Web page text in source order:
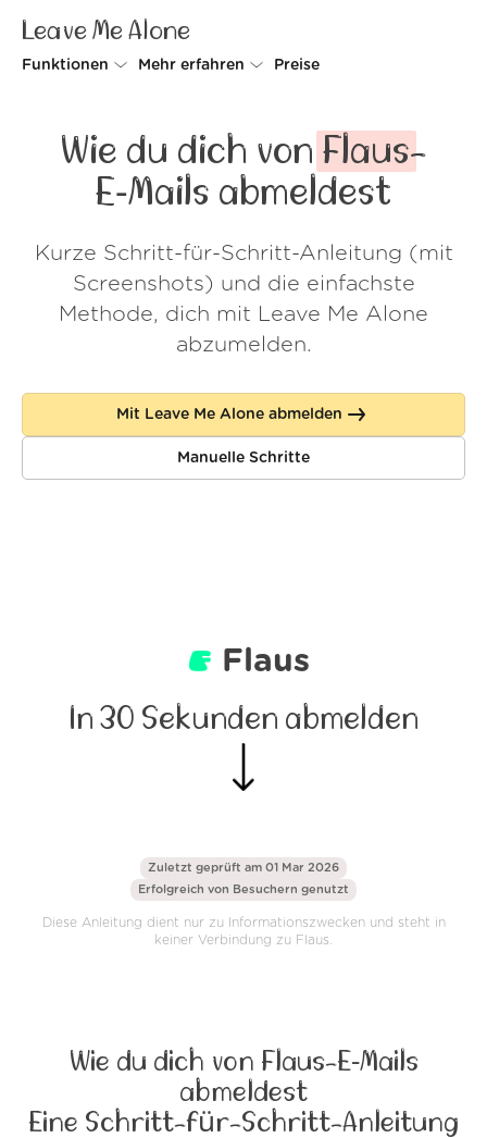
Leave Me Alone
Funktionen
Spam Blocker
Mehr erfahren
Kundenstimmen
FAQ
Preise
Wie du dich von Flaus-
E‑Mails abmeldest
Kurze Schritt-für-Schritt-Anleitung (mit
Screenshots) und die einfachste
Methode, dich mit Leave Me Alone
abzumelden.
Mit Leave Me Alone abmelden
Manuelle Schritte
Flaus
In 30 Sekunden abmelden
Zuletzt geprüft am 01 Mar 2026
Erfolgreich von Besuchern genutzt
Diese Anleitung dient nur zu Informationszwecken und steht in
keiner Verbindung zu Flaus.
Wie du dich von Flaus-E‑Mails
abmeldest
Eine Schritt-für-Schritt-Anleitung